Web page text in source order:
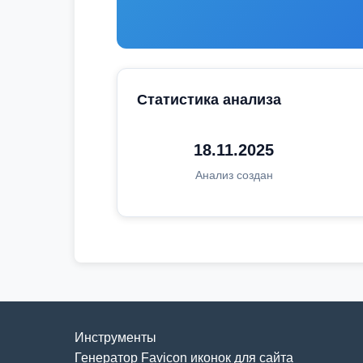
Статистика анализа
18.11.2025
Анализ создан
Инструменты
Генератор Favicon иконок для сайта